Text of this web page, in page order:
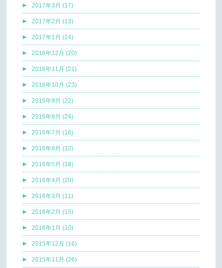
2017年3月 (17)
2017年2月 (13)
2017年1月 (24)
2016年12月 (20)
2016年11月 (21)
2016年10月 (23)
2016年9月 (22)
2016年8月 (24)
2016年7月 (16)
2016年6月 (12)
2016年5月 (18)
2016年4月 (20)
2016年3月 (11)
2016年2月 (15)
2016年1月 (10)
2015年12月 (16)
2015年11月 (26)